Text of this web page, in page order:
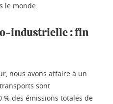
le monde.
industrielle : fin
nous avons affaire à un
sont
% des émissions totales de